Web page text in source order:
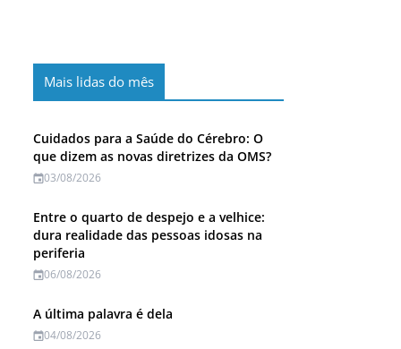
Mais lidas do mês
Cuidados para a Saúde do Cérebro: O
que dizem as novas diretrizes da OMS?
03/08/2026
Entre o quarto de despejo e a velhice:
dura realidade das pessoas idosas na
periferia
06/08/2026
A última palavra é dela
04/08/2026